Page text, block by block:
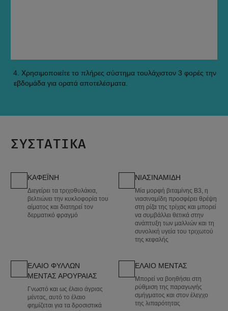
Χρησιμοποιείτε το πλήρες σύστημα τουλάχιστον 3 φορές την
εβδομάδα για ορατά αποτελέσματα.
ΣΥΣΤΑΤΙΚΆ
ΚΑΦΕΪΝΗ
Διεγείρει τα τριχοθυλάκια,
βελτιώνει την κυκλοφορία του
αίματος και διατηρεί τον
δερματικό φραγμό
ΝΙΑΣΙΝΑΜΙΔΗ
Μία μορφή βιταμίνης B3, η
νιασιναμίδη προσφέρει θρέψη
στη ρίζα της τρίχας και μπορεί
να συμβάλλει θετικά στην
ανάπτυξη των μαλλιών και τη
συνολική υγεία του τριχωτού
της κεφαλής
ΕΛΑΙΟ ΦΥΛΛΩΝ
ΜΕΝΤΑΣ ΑΡΟΥΡΑΙΑΣ
Γνωστό και ως έλαιο άγριας
μέντας, αυτό το έλαιο
φημίζεται για τα δροσιστικά
ΕΛΑΙΟ ΜΕΝΤΑΣ
Μπορεί να βοηθήσει στη
ρύθμιση της παραγωγής
σμήγματος και στον έλεγχο
της λιπαρότητας